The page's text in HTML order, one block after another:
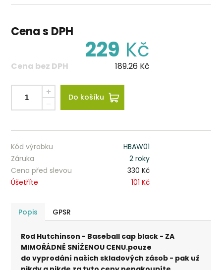
Cena s DPH
229 Kč
Cena bez DPH 189.26 Kč
Do košíku
Kód výrobku
HBAW01
Záruka
2 roky
Cena před slevou
330 Kč
Úšetříte
101 Kč
Popis GPSR
Rod Hutchinson - Baseball cap black - ZA
MIMOŘÁDNĚ SNÍŽENOU CENU.pouze
do vyprodání našich skladových zásob - pak už